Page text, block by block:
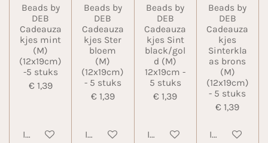
Beads by
DEB
Cadeauza
kjes mint
(M)
(12x19cm)
-5 stuks
€ 1,39
In winkelwagen
Beads by
DEB
Cadeauza
kjes Ster
bloem
(M)
(12x19cm)
- 5 stuks
€ 1,39
In winkelwagen
Beads by
DEB
Cadeauza
kjes Sint
black/gol
d (M)
12x19cm -
5 stuks
€ 1,39
In winkelwagen
Beads by
DEB
Cadeauza
kjes
Sinterkla
as brons
(M)
(12x19cm)
- 5 stuks
€ 1,39
In